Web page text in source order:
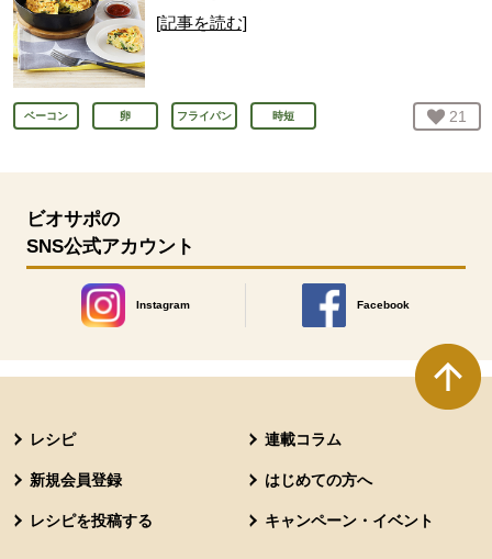
[記事を読む]
ベーコン 卵 フライパン 時短 お気
21
ビオサポの
SNS公式アカウント
Instagram
別のウィンドウで開きます。
Facebook
別のウィンドウで開きます
レシピ 連載コラム
新規会員登録 はじめての方へ
レシピを投稿する キャンペーン・イベント